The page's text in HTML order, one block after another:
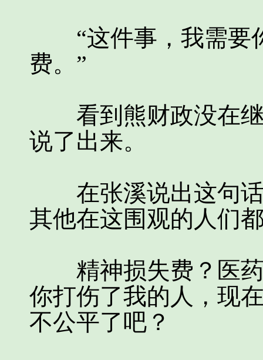
“这件事，我需要
费。”
看到熊财政没在继
说了出来。
在张溪说出这句话
其他在这围观的人们
精神损失费？医药
你打伤了我的人，现
不公平了吧？